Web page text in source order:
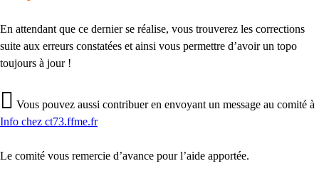
En attendant que ce dernier se réalise, vous trouverez les corrections
suite aux erreurs constatées et ainsi vous permettre d’avoir un topo
toujours à jour !
Vous pouvez aussi contribuer en envoyant un message au comité à
Info chez ct73.ffme.fr
Le comité vous remercie d’avance pour l’aide apportée.